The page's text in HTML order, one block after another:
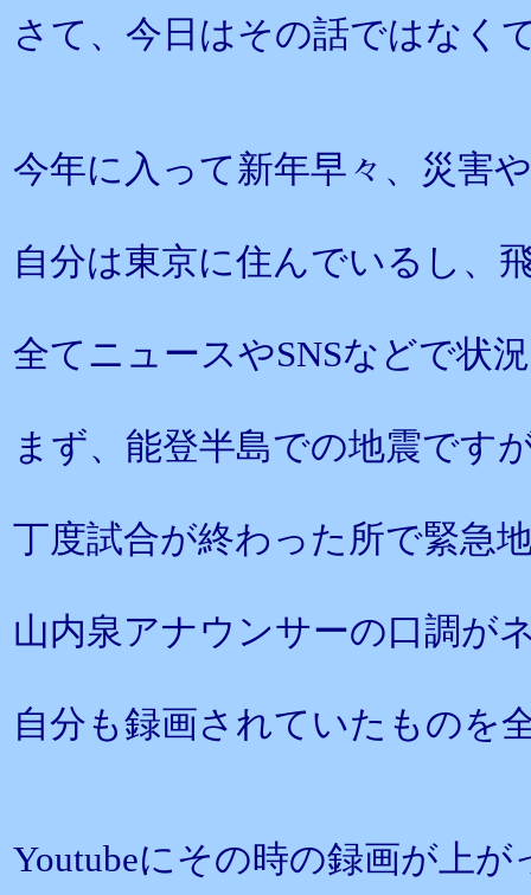
さて、今日はその話ではなく
今年に入って新年早々、災害
自分は東京に住んでいるし、
全てニュースやSNSなどで状
まず、能登半島での地震です
丁度試合が終わった所で緊急
山内泉アナウンサーの口調が
自分も録画されていたものを
Youtubeにその時の録画が上